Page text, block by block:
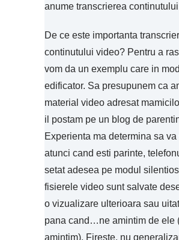
anume transcrierea
De ce este importanta
continutului video? Pentru a
vom da un exemplu care in
edificator. Sa presupunem ca
material video adresat
il postam pe un blog de
Experienta ma determina sa va
atunci cand esti parinte,
setat adesea pe modul
fisierele video sunt salvate
o vizualizare ulterioara sau
pana cand…ne amintim de ele
amintim). Fireste, nu